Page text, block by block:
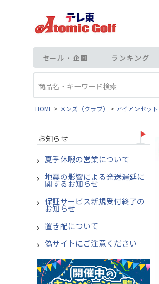
セール・企画 ランキング
HOME メンズ（クラブ） アイアンセット
お知らせ
夏季休暇の営業について
地震の影響による発送遅延に
関するお知らせ
保証サービス新規受付終了の
お知らせ
置き配について
偽サイトにご注意ください